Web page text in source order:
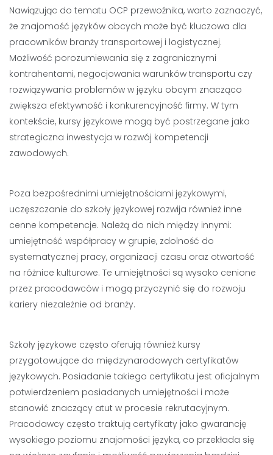
Nawiązując do tematu OCP przewoźnika, warto zaznaczyć,
że znajomość języków obcych może być kluczowa dla
pracowników branży transportowej i logistycznej.
Możliwość porozumiewania się z zagranicznymi
kontrahentami, negocjowania warunków transportu czy
rozwiązywania problemów w języku obcym znacząco
zwiększa efektywność i konkurencyjność firmy. W tym
kontekście, kursy językowe mogą być postrzegane jako
strategiczna inwestycja w rozwój kompetencji
zawodowych.
Poza bezpośrednimi umiejętnościami językowymi,
uczęszczanie do szkoły językowej rozwija również inne
cenne kompetencje. Należą do nich między innymi:
umiejętność współpracy w grupie, zdolność do
systematycznej pracy, organizacji czasu oraz otwartość
na różnice kulturowe. Te umiejętności są wysoko cenione
przez pracodawców i mogą przyczynić się do rozwoju
kariery niezależnie od branży.
Szkoły językowe często oferują również kursy
przygotowujące do międzynarodowych certyfikatów
językowych. Posiadanie takiego certyfikatu jest oficjalnym
potwierdzeniem posiadanych umiejętności i może
stanowić znaczący atut w procesie rekrutacyjnym.
Pracodawcy często traktują certyfikaty jako gwarancję
wysokiego poziomu znajomości języka, co przekłada się